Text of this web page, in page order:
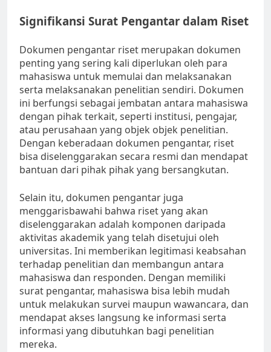
Signifikansi Surat Pengantar dalam Riset
Dokumen pengantar riset merupakan dokumen
penting yang sering kali diperlukan oleh para
mahasiswa untuk memulai dan melaksanakan
serta melaksanakan penelitian sendiri. Dokumen
ini berfungsi sebagai jembatan antara mahasiswa
dengan pihak terkait, seperti institusi, pengajar,
atau perusahaan yang objek objek penelitian.
Dengan keberadaan dokumen pengantar, riset
bisa diselenggarakan secara resmi dan mendapat
bantuan dari pihak pihak yang bersangkutan.
Selain itu, dokumen pengantar juga
menggarisbawahi bahwa riset yang akan
diselenggarakan adalah komponen daripada
aktivitas akademik yang telah disetujui oleh
universitas. Ini memberikan legitimasi keabsahan
terhadap penelitian dan membangun antara
mahasiswa dan responden. Dengan memiliki
surat pengantar, mahasiswa bisa lebih mudah
untuk melakukan survei maupun wawancara, dan
mendapat akses langsung ke informasi serta
informasi yang dibutuhkan bagi penelitian
mereka.